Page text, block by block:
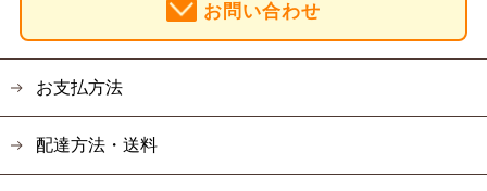
お問い合わせ
お支払方法
配達方法・送料